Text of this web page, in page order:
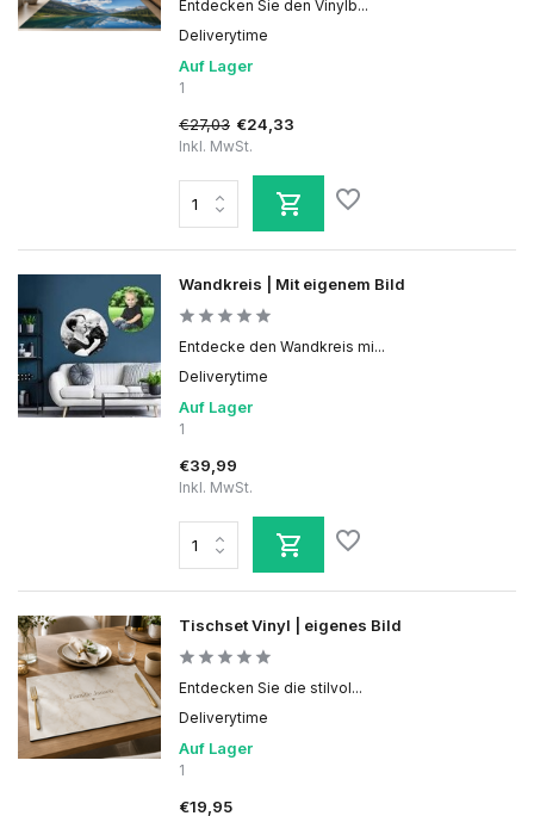
Entdecken Sie den Vinylb...
Deliverytime
Auf Lager
1
€27,03 €24,33
Inkl. MwSt.
Wandkreis | Mit eigenem Bild
Entdecke den Wandkreis mi...
Deliverytime
Auf Lager
1
€39,99
Inkl. MwSt.
Tischset Vinyl | eigenes Bild
Entdecken Sie die stilvol...
Deliverytime
Auf Lager
1
€19,95